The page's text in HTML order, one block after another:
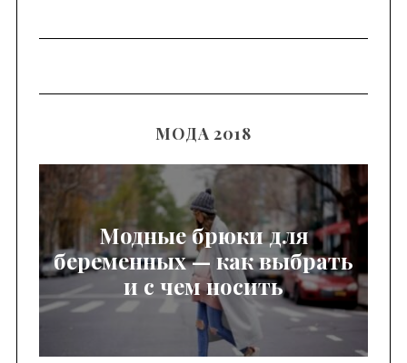
МОДА 2018
Модные брюки для
беременных — как выбрать
и с чем носить